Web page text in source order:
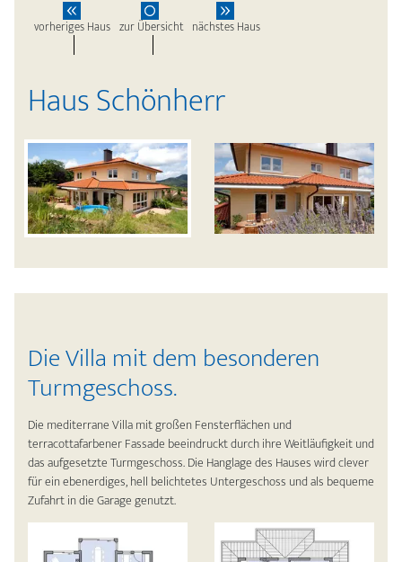
zur Übersicht nächstes Haus
Haus Schönherr
Die Villa mit dem besonderen
Turmgeschoss.
Die mediterrane Villa mit großen Fensterflächen und
terracottafarbener Fassade beeindruckt durch ihre Weitläufigkeit und
das aufgesetzte Turmgeschoss. Die Hanglage des Hauses wird clever
für ein ebenerdiges, hell belichtetes Untergeschoss und als bequeme
Zufahrt in die Garage genutzt.